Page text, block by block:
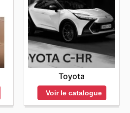
Toyota
Voir le catalogue